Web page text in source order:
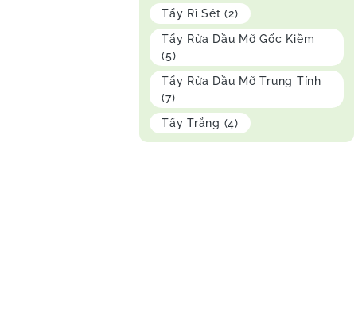
Tẩy Rỉ Sét (2)
Tẩy Rửa Dầu Mỡ Gốc Kiềm
(5)
Tẩy Rửa Dầu Mỡ Trung Tính
(7)
Tẩy Trắng (4)